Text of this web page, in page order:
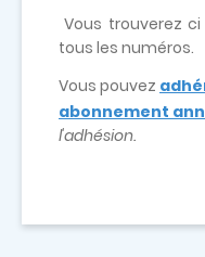
Vous trouverez
tous les numéros.
Vous pouvez
abonnement
l'adhésion.